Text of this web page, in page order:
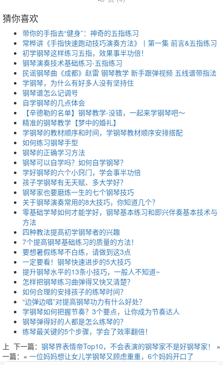
猜你喜欢
带你的手指去“健身”：神奇的五指练习
常桦讲《手指快速跑动技巧演奏方法》丨第一集 前言&五指练习
初学钢琴这样练习五指，效果事半功倍！
钢琴演奏技术基础练习-五指练习
民谣钢琴曲《成都》赵雷 钢琴教学 新手跟弹视频 五线谱带指法
学钢琴，为什么有好多人没有坚持住
钢琴谱怎么记调号
自学钢琴的几点体会
【辛德勒的名单】钢琴教学-没错，一起来学钢琴吧～
精准的钢琴教学【梦中的婚礼】
学钢琴的教材顺序和时间，学钢琴教材顺序安排搭配
如何练习钢琴手型
钢琴的正确学习方法
钢琴可以自学吗？如何自学钢琴？
学好钢琴的六个小窍门，学会事半功倍
孩子学钢琴有无天赋、多大学好？
钢琴家也要磨炼一生的七个钢琴技巧
关于钢琴演奏常用的8大技巧，你知道几个？
零基础学琴如何才能学好，钢琴基本练习和即兴伴奏基本技术与
方法
四种教法提高初学钢琴者的兴趣
7个提高钢琴基础练习的质量的方法！
要想暑假练琴不白练，请做到这3点
一定要看！钢琴快速进步的5大技巧
提升钢琴水平的13条小技巧，一般人不知道~
怎样把钢琴练习曲弹得又快又清楚？
如何合理的安排孩子的练琴时间？
“边弹边唱”对提高钢琴功力有什么好处？
学钢琴如何把握节奏？3个要点，让你成为节奏达人
钢琴弹得好的人都是怎么练琴的？
练琴最关键的5个步骤，学会了效率翻倍！
下一篇： 钢琴界表情帝Top10，不会表演的钢琴家不是好钢琴家！ »
上
一篇：« 一位妈妈想让女儿学钢琴又顾虑重重，6个妈妈开口了